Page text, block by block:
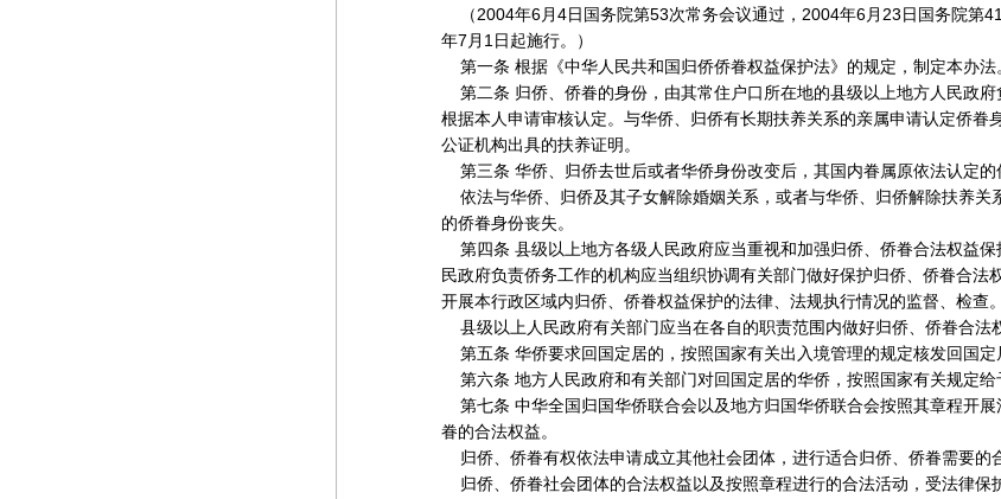
（2004年6月4日国务院第53次常务会议通过，2004年6月23日国务院第
年7月1日起施行。）
第一条 根据《中华人民共和国归侨侨眷权益保护法》的规定，制定本办法
第二条 归侨、侨眷的身份，由其常住户口所在地的县级以上地方人民政府
根据本人申请审核认定。与华侨、归侨有长期扶养关系的亲属申请认定侨眷
公证机构出具的扶养证明。
第三条 华侨、归侨去世后或者华侨身份改变后，其国内眷属原依法认定的
依法与华侨、归侨及其子女解除婚姻关系，或者与华侨、归侨解除扶养关
的侨眷身份丧失。
第四条 县级以上地方各级人民政府应当重视和加强归侨、侨眷合法权益保
民政府负责侨务工作的机构应当组织协调有关部门做好保护归侨、侨眷合法
开展本行政区域内归侨、侨眷权益保护的法律、法规执行情况的监督、检查。
县级以上人民政府有关部门应当在各自的职责范围内做好归侨、侨眷合法
第五条 华侨要求回国定居的，按照国家有关出入境管理的规定核发回国定
第六条 地方人民政府和有关部门对回国定居的华侨，按照国家有关规定给
第七条 中华全国归国华侨联合会以及地方归国华侨联合会按照其章程开展
眷的合法权益。
归侨、侨眷有权依法申请成立其他社会团体，进行适合归侨、侨眷需要的
归侨、侨眷社会团体的合法权益以及按照章程进行的合法活动，受法律保